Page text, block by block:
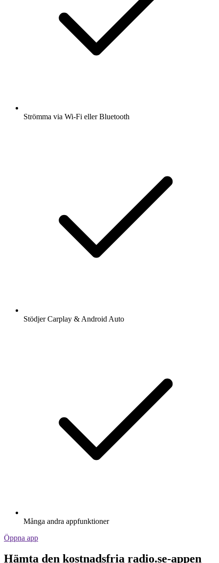
Strömma via Wi-Fi eller Bluetooth
Stödjer Carplay & Android Auto
Många andra appfunktioner
Öppna app
Hämta den kostnadsfria radio.se-appen